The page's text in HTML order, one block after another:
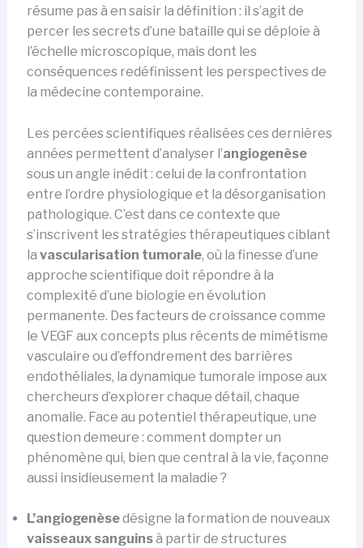
résume pas à en saisir la définition : il s’agit de
percer les secrets d’une bataille qui se déploie à
l’échelle microscopique, mais dont les
conséquences redéfinissent les perspectives de
la médecine contemporaine.
Les percées scientifiques réalisées ces dernières
années permettent d’analyser l’angiogenèse
sous un angle inédit : celui de la confrontation
entre l’ordre physiologique et la désorganisation
pathologique. C’est dans ce contexte que
s’inscrivent les stratégies thérapeutiques ciblant
la vascularisation tumorale, où la finesse d’une
approche scientifique doit répondre à la
complexité d’une biologie en évolution
permanente. Des facteurs de croissance comme
le VEGF aux concepts plus récents de mimétisme
vasculaire ou d’effondrement des barrières
endothéliales, la dynamique tumorale impose aux
chercheurs d’explorer chaque détail, chaque
anomalie. Face au potentiel thérapeutique, une
question demeure : comment dompter un
phénomène qui, bien que central à la vie, façonne
aussi insidieusement la maladie ?
L’angiogenèsedésigne la formation de nouveaux
vaisseaux sanguinsà partir de structures